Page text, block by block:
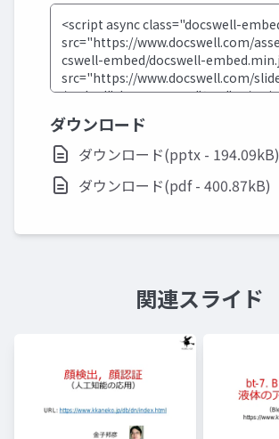
ダウンロード
ダウンロード(pptx - 194.09kB)
ダウンロード(pdf - 400.87kB)
関連スライド